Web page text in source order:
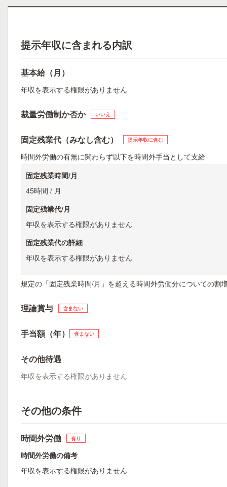
提示年収に含まれる内訳
基本給（月）
年収を表示する権限がありません
裁量労働制か否か いいえ
固定残業代（みなし含む） 提示年収に含む
時間外労働の有無に関わらず以下を時間外手当として支給
固定残業時間/月
45時間 / 月
固定残業代/月
年収を表示する権限がありません
固定残業代の詳細
年収を表示する権限がありません
規定の「固定残業時間/月」を超える時間外労働分についての割
理論賞与 含まない
手当額（年） 含まない
その他待遇
年収を表示する権限がありません
その他の条件
時間外労働 有り
時間外労働の備考
年収を表示する権限がありません